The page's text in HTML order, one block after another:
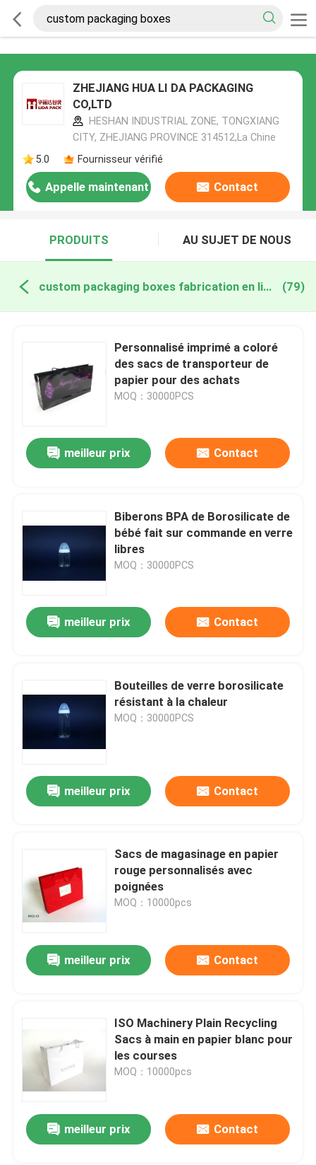
ZHEJIANG HUA LI DA PACKAGING
CO,LTD
HESHAN INDUSTRIAL ZONE, TONGXIANG
CITY, ZHEJIANG PROVINCE 314512,La Chine
5.0
Fournisseur vérifié
Appelle maintenant Contact
PRODUITS AU SUJET DE NOUS
custom packaging boxes fabrication en ligne (79)
Personnalisé imprimé a coloré
des sacs de transporteur de
papier pour des achats
MOQ：30000PCS
meilleur prix Contact
Biberons BPA de Borosilicate de
bébé fait sur commande en verre
libres
MOQ：30000PCS
meilleur prix Contact
Bouteilles de verre borosilicate
résistant à la chaleur
MOQ：30000PCS
meilleur prix Contact
Sacs de magasinage en papier
rouge personnalisés avec
poignées
MOQ：10000pcs
meilleur prix Contact
ISO Machinery Plain Recycling
Sacs à main en papier blanc pour
les courses
MOQ：10000pcs
meilleur prix Contact